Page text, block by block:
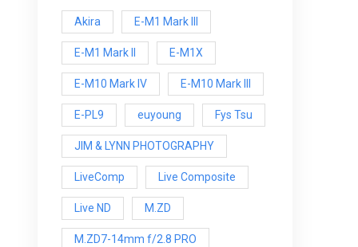
Akira E-M1 Mark III
E-M1 Mark ll E-M1X
E-M10 Mark IV E-M10 Mark lll
E-PL9 euyoung Fys Tsu
JIM & LYNN PHOTOGRAPHY
LiveComp Live Composite
Live ND M.ZD
M.ZD7-14mm f/2.8 PRO